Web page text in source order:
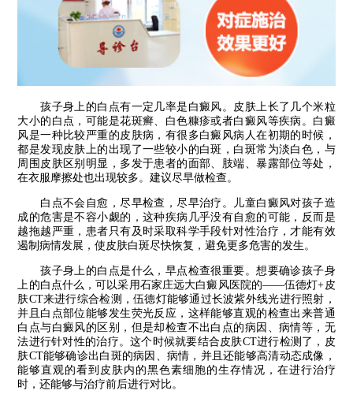
孩子身上的白点有一定几率是白癜风。皮肤上长了几个米粒
大小的白点，可能是花斑癣、白色糠疹或者白癜风等疾病。白癜
风是一种比较严重的皮肤病，有很多白癜风病人在初期的时候，
都是发现皮肤上的出现了一些较小的白斑，白斑常为淡白色，与
周围皮肤区别明显，多发于患者的面部、肢端、暴露部位等处，
在衣服摩擦处也出现较多。建议尽早做检查。
白点不会自愈，尽早检查，尽早治疗。儿童白癜风对孩子造
成的危害是不容小觑的，这种疾病几乎没有自愈的可能，反而是
越拖越严重，患者只有及时采取科学手段针对性治疗，才能有效
遏制病情发展，使皮肤白斑尽快恢复，避免更多危害的发生。
孩子身上的白点是什么，早点检查很重要。想要确诊孩子身
上的白点什么，可以采用石家庄远大白癜风医院的——伍德灯+皮
肤CT来进行综合检测，伍德灯能够通过长波紫外线光进行照射，
并且白点部位能够发生荧光反应，这样能够直观的检查出来普通
白点与白癜风的区别，但是却检查不出白点的病因、病情等，无
法进行针对性的治疗。这个时候就要结合皮肤CT进行检测了，皮
肤CT能够确诊出白斑的病因、病情，并且还能够高清动态成像，
能够直观的看到皮肤内的黑色素细胞的生存情况，在进行治疗
时，还能够与治疗前后进行对比。